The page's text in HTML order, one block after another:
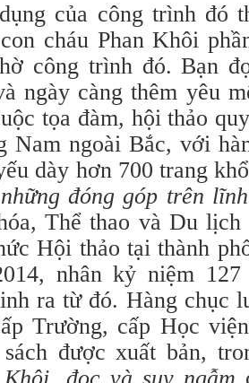
của công trình đó
cháu Phan Khôi
công trình đó. Bạn
ngày càng thêm yêu
tọa đàm, hội thảo
Nam ngoài Bắc, với
dày hơn 700 trang
đóng góp trên
Thể thao và Du lịch
Hội thảo tại thành
nhân kỷ niệm 127
ra từ đó. Hàng chục
Trường, cấp Học
được xuất bản,